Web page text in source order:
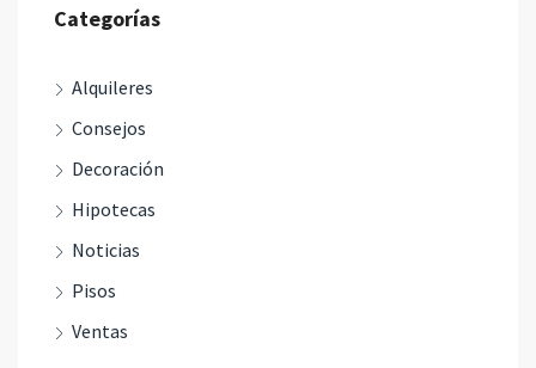
Categorías
Alquileres
Consejos
Decoración
Hipotecas
Noticias
Pisos
Ventas